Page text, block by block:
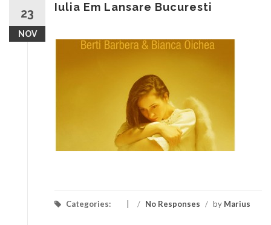
23
NOV
Iulia Em Lansare Bucuresti
Categories: / No Responses / by Marius